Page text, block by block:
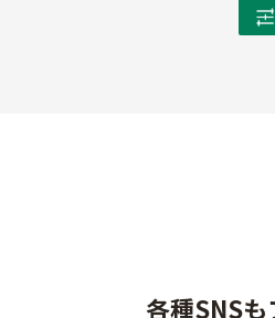
各種SNS